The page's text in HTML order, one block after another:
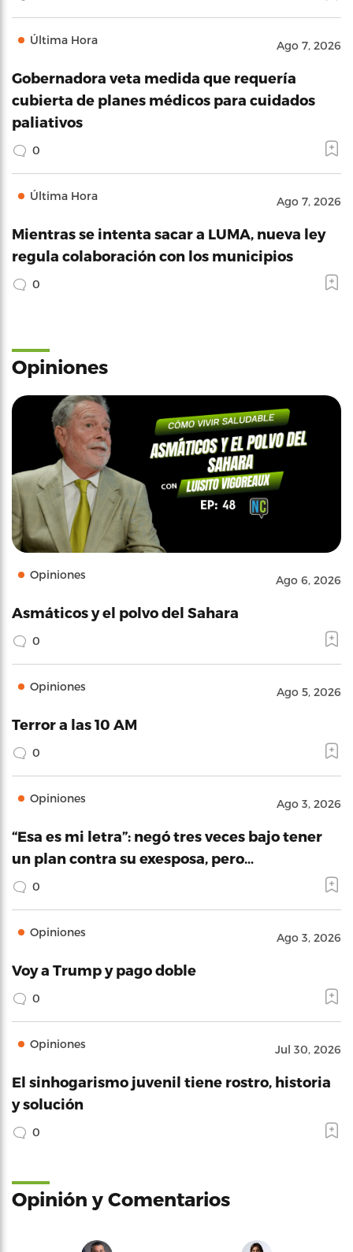
Última Hora Ago 7, 2026
Gobernadora veta medida que requería
cubierta de planes médicos para cuidados
paliativos
0
Última Hora Ago 7, 2026
Mientras se intenta sacar a LUMA, nueva ley
regula colaboración con los municipios
0
Opiniones
Opiniones Ago 6, 2026
Asmáticos y el polvo del Sahara
0
Opiniones Ago 5, 2026
Terror a las 10 AM
0
Opiniones Ago 3, 2026
“Esa es mi letra”: negó tres veces bajo tener
un plan contra su exesposa, pero…
0
Opiniones Ago 3, 2026
Voy a Trump y pago doble
0
Opiniones Jul 30, 2026
El sinhogarismo juvenil tiene rostro, historia
y solución
0
Opinión y Comentarios